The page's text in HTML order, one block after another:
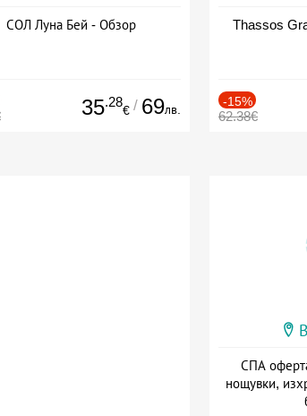
СОЛ Луна Бей - Обзор
35.28
€ / 69лв.
Thassos
-15%
62.38€
СПА
нощувки,